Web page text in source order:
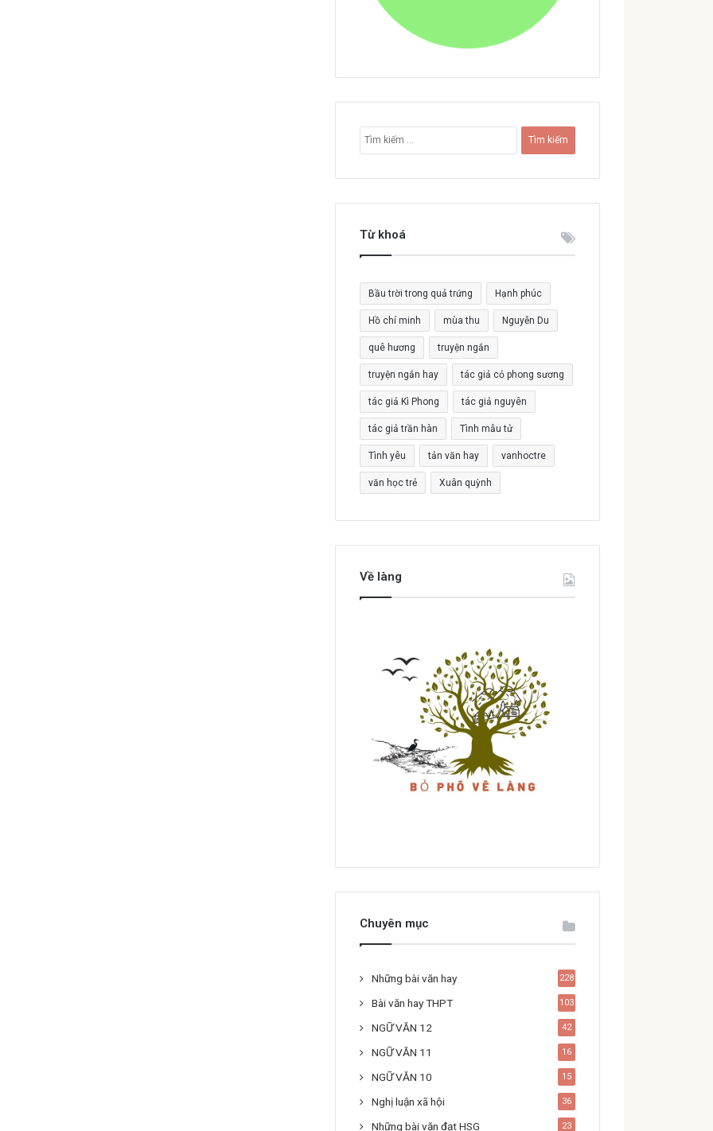
ì
i
c
o
:
Từ khoá
Bầu trời trong quả trứng Hạnh phúc
Hồ chí minh mùa thu Nguyễn Du
quê hương truyện ngắn
truyện ngắn hay tác giả cỏ phong sương
tác giả Kì Phong tác giả nguyên
tác giả trần hàn Tình mẫu tử
Tình yêu tản văn hay vanhoctre
văn học trẻ Xuân quỳnh
Về làng
Chuyên mục
Những bài văn hay 228
Bài văn hay THPT 103
NGỮ VĂN 12 42
NGỮ VĂN 11 16
NGỮ VĂN 10 15
Nghị luận xã hội 36
Những bài văn đạt HSG 23